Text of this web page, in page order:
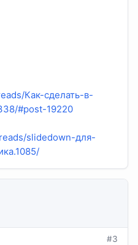
Как-сделать-в-
#post-19220
slidedown-для-
#3